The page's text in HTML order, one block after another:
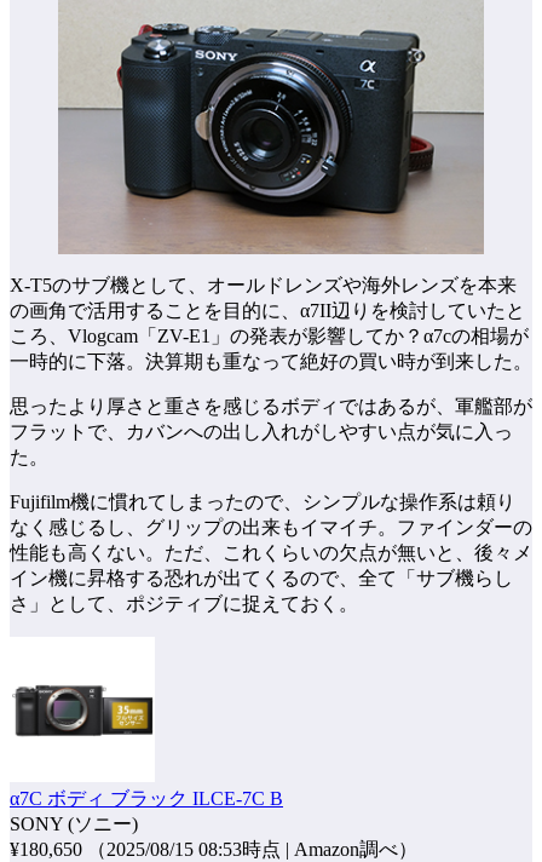
X-T5のサブ機として、オールドレンズや海外レンズを本来
の画角で活用することを目的に、α7II辺りを検討していたと
ころ、Vlogcam「ZV-E1」の発表が影響してか？α7cの相場が
一時的に下落。決算期も重なって絶好の買い時が到来した。
思ったより厚さと重さを感じるボディではあるが、軍艦部が
フラットで、カバンへの出し入れがしやすい点が気に入っ
た。
Fujifilm機に慣れてしまったので、シンプルな操作系は頼り
なく感じるし、グリップの出来もイマイチ。ファインダーの
性能も高くない。ただ、これくらいの欠点が無いと、後々メ
イン機に昇格する恐れが出てくるので、全て「サブ機らし
さ」として、ポジティブに捉えておく。
α7C ボディ ブラック ILCE-7C B
SONY (ソニー)
¥180,650
（2025/08/15 08:53時点 | Amazon調べ）